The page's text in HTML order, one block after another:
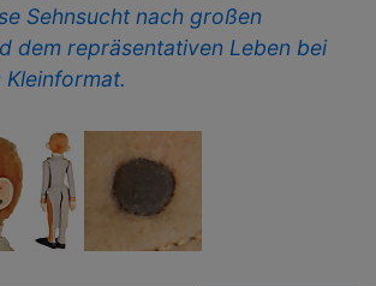
Sehnsucht nach großen
dem repräsentativen Leben bei